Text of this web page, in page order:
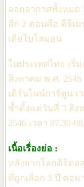
ออกอากาศทั้งหมด
อีก 2 ตอนคือ ดิจิเ
เดียโบโลมอน
ในประเทศไทย เริ่
สิงหาคม พ.ศ.
เดิร์นไนน์การ์ตูน เ
ซ้ำตั้งแต่วันที่ 3 สิง
2546 เวลา 07.30-
เนื้อเรื่องย่อ :
หลังจากโลกดิจิตอ
ที่ถูกเลือก 3 ปี ต่อม